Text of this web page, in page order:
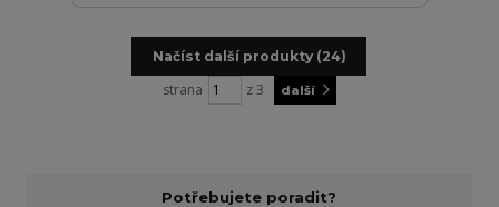
Načíst další produkty (24)
strana z 3 další
Potřebujete poradit?